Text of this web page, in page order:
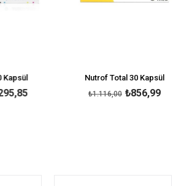
Kapsül Nutrof Total 30 Kapsül
₺856,99
₺1.116,00